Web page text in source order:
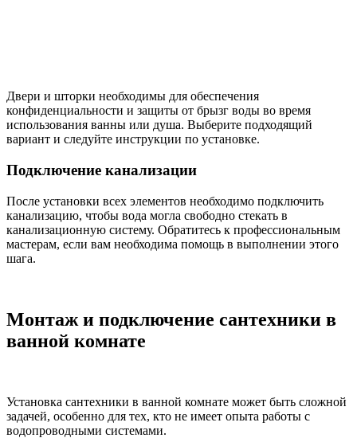
Двери и шторки необходимы для обеспечения
конфиденциальности и защиты от брызг воды во время
использования ванны или душа. Выберите подходящий
вариант и следуйте инструкции по установке.
Подключение канализации
После установки всех элементов необходимо подключить
канализацию, чтобы вода могла свободно стекать в
канализационную систему. Обратитесь к профессиональным
мастерам, если вам необходима помощь в выполнении этого
шага.
Монтаж и подключение сантехники в
ванной комнате
Установка сантехники в ванной комнате может быть сложной
задачей, особенно для тех, кто не имеет опыта работы с
водопроводными системами.